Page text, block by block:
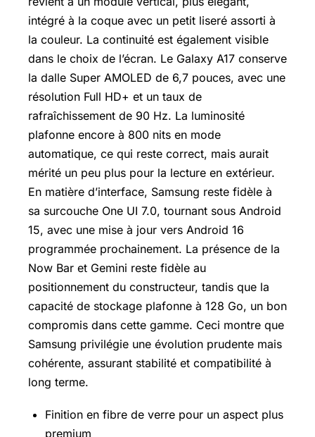
intégré à la coque avec un petit liseré assorti à
la couleur. La continuité est également visible
dans le choix de l’écran. Le Galaxy A17 conserve
la dalle Super AMOLED de 6,7 pouces, avec une
résolution Full HD+ et un taux de
rafraîchissement de 90 Hz. La luminosité
plafonne encore à 800 nits en mode
automatique, ce qui reste correct, mais aurait
mérité un peu plus pour la lecture en extérieur.
En matière d’interface, Samsung reste fidèle à
sa surcouche One UI 7.0, tournant sous Android
15, avec une mise à jour vers Android 16
programmée prochainement. La présence de la
Now Bar et Gemini reste fidèle au
positionnement du constructeur, tandis que la
capacité de stockage plafonne à 128 Go, un bon
compromis dans cette gamme. Ceci montre que
Samsung privilégie une évolution prudente mais
cohérente, assurant stabilité et compatibilité à
long terme.
Finition en fibre de verre pour un aspect plus
premium